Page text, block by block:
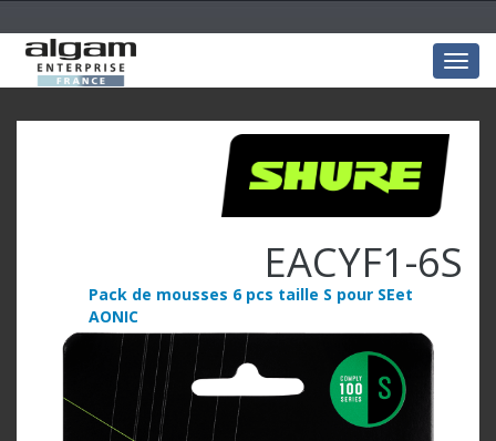
EACYF1-6S
Pack de mousses 6 pcs taille S pour SEet
AONIC